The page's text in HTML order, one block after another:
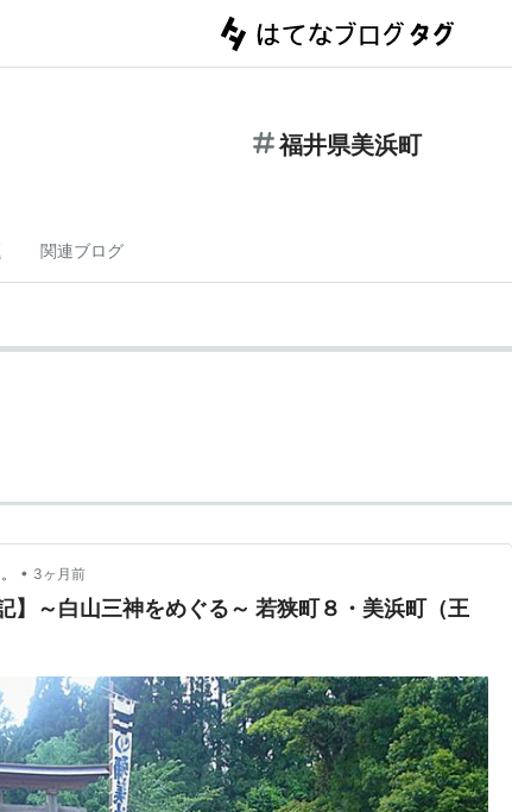
福井県美浜町
関連ブログ
• 3ヶ月前
三神をめぐる～ 若狭町８・美浜町（王